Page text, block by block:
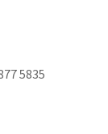
5835